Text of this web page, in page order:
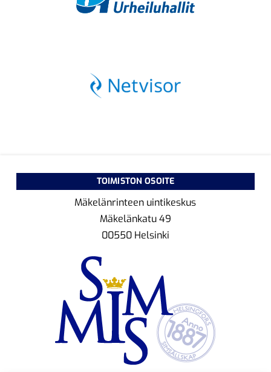
TOIMISTON OSOITE
Mäkelänrinteen uintikeskus
Mäkelänkatu 49
00550 Helsinki